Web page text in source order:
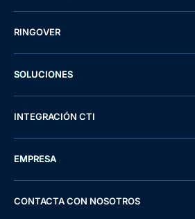
RINGOVER
SOLUCIONES
INTEGRACIÓN CTI
EMPRESA
CONTACTA CON NOSOTROS